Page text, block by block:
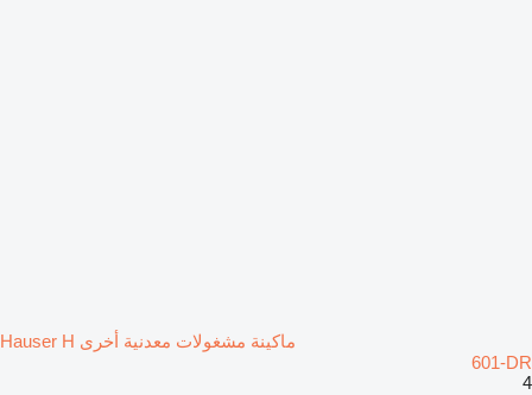
ماكينة مشغولات معدنية أخرى Hauser H
601-DR
4